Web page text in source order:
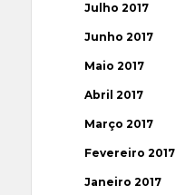
Julho 2017
Junho 2017
Maio 2017
Abril 2017
Março 2017
Fevereiro 2017
Janeiro 2017